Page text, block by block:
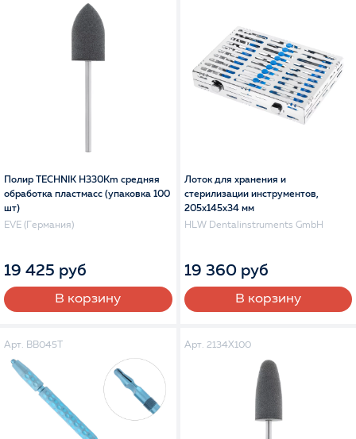
Полир TECHNIK H330Km средняя
обработка пластмасс (упаковка 100
шт)
EVE (Германия)
19 425 руб
В корзину
Лоток для хранения и
стерилизации инструментов,
205x145x34 мм
HLW Dentalinstruments GmbH
19 360 руб
В корзину
Арт. BB045T Арт. 2134X100